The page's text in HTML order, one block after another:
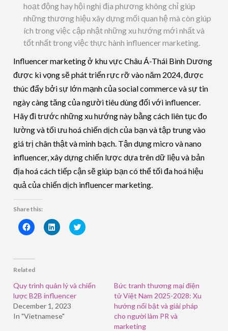
hoạt động hay hội nghị địa phương không chỉ giúp
những thương hiệu xây dựng mối quan hệ mà còn giúp
ích trong việc cập nhật những xu hướng mới nhất và
tốt nhất trong việc thực hành influencer marketing.
Influencer marketing ở khu vực Châu Á-Thái Bình Dương
được kì vọng sẽ phát triển rực rỡ vào năm 2024, được
thúc đẩy bởi sự lớn mạnh của social commerce và sự tin
ngày càng tăng của người tiêu dùng đối với influencer.
Hãy đi trước những xu hướng này bằng cách liên tục đo
lường và tối ưu hoá chiến dịch của bạn và tập trung vào
giá trị chân thật và minh bạch. Tận dụng micro và nano
influencer, xây dựng chiến lược dựa trên dữ liệu và bản
địa hoá cách tiếp cận sẽ giúp bạn có thể tối đa hoá hiệu
quả của chiến dịch influencer marketing.
Share this:
Click
to
(Opens
new
Click
to
Click
to
Related
Quy trình quản lý và chiến
lược B2B influencer
December 1, 2023
In "Vietnamese"
Bức tranh thương mại điện
tử Việt Nam 2025-2028: Xu
hướng nổi bật và giải pháp
cho người làm PR và
marketing